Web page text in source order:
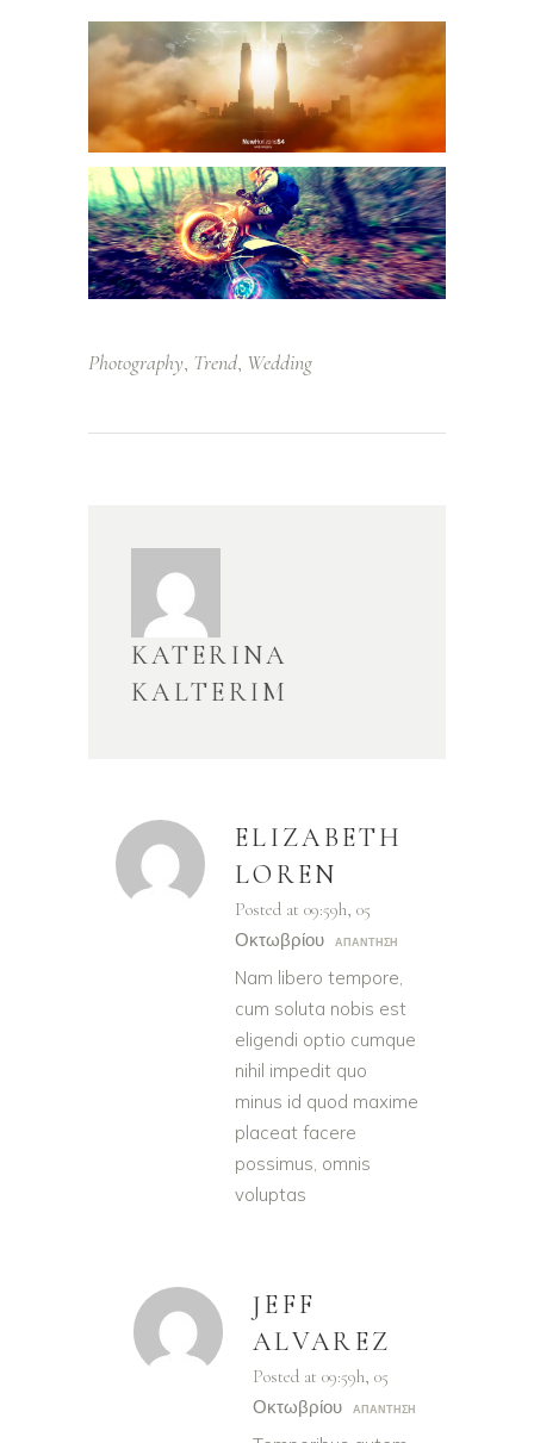
Photography, Trend, Wedding
KATERINA
KALTERIM
ELIZABETH
LOREN
Posted at 09:59h, 05
Οκτωβρίου
ΑΠΆΝΤΗΣΗ
Nam libero tempore,
cum soluta nobis est
eligendi optio cumque
nihil impedit quo
minus id quod maxime
placeat facere
possimus, omnis
voluptas
JEFF
ALVAREZ
Posted at 09:59h, 05
Οκτωβρίου
ΑΠΆΝΤΗΣΗ